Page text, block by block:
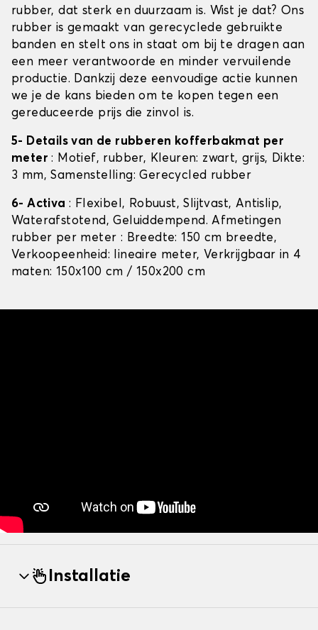
rubber, dat sterk en duurzaam is. Wist je dat? Ons
rubber is gemaakt van gerecyclede gebruikte
banden en stelt ons in staat om bij te dragen aan
een meer verantwoorde en minder vervuilende
productie. Dankzij deze eenvoudige actie kunnen
we je de kans bieden om te kopen tegen een
gereduceerde prijs die zinvol is.
5- Details van de rubberen kofferbakmat per
meter: Motief, rubber, Kleuren: zwart, grijs, Dikte:
3 mm, Samenstelling: Gerecycled rubber
6- Activa : Flexibel, Robuust, Slijtvast, Antislip,
Waterafstotend, Geluiddempend. Afmetingen
rubber per meter : Breedte: 150 cm breedte,
Verkoopeenheid: lineaire meter, Verkrijgbaar in 4
maten: 150x100 cm / 150x200 cm
Installatie